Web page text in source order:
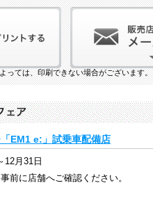
ては、印刷できない場合がございます。
EM1 e:」試乗車配備店
12月31日
前に店舗へご確認ください。